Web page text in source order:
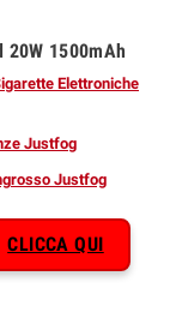
20W 1500mAh
Elettroniche
Justfog
Justfog
CLICCA QUI